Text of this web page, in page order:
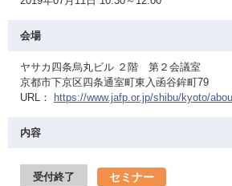
会場
ヤサカ四条烏丸ビル ２階 第２会議室
京都市下京区四条通室町東入函谷鉾町79
URL：
https://www.jafp.or.jp/shibu/kyoto/
内容
受付終了 セミナー